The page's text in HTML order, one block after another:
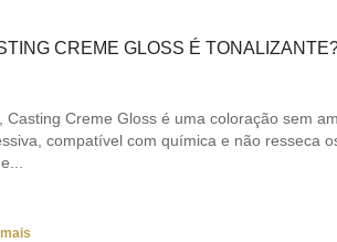
CREME GLOSS É
Casting Creme Gloss é uma coloração sem
compatível com química e não resseca